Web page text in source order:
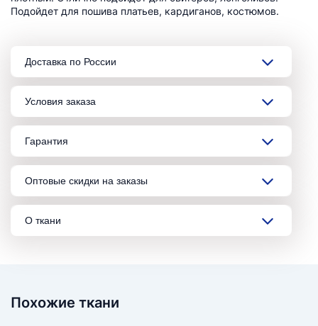
Подойдет для пошива платьев, кардиганов, костюмов.
Доставка по России
Условия заказа
Гарантия
Оптовые скидки на заказы
О ткани
Похожие ткани